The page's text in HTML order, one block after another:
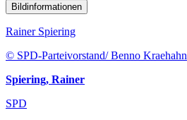
Bildinformationen
Rainer Spiering
© SPD-Parteivorstand/ Benno Kraehahn
Spiering, Rainer
SPD